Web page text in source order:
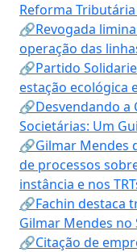
Reforma
🔗Revogada
operação das
🔗Partido
estação ecológica
🔗Desvendando a
Societárias: Um
🔗Gilmar Mendes
de processos
instância e nos
🔗Fachin destaca
Gilmar Mendes no
🔗Citação de